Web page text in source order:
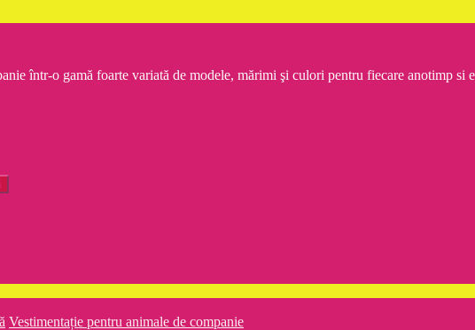
într-o gamă foarte variată de modele, mărimi şi culori pentru fiecare anotimp
Vestimentație pentru animale de companie